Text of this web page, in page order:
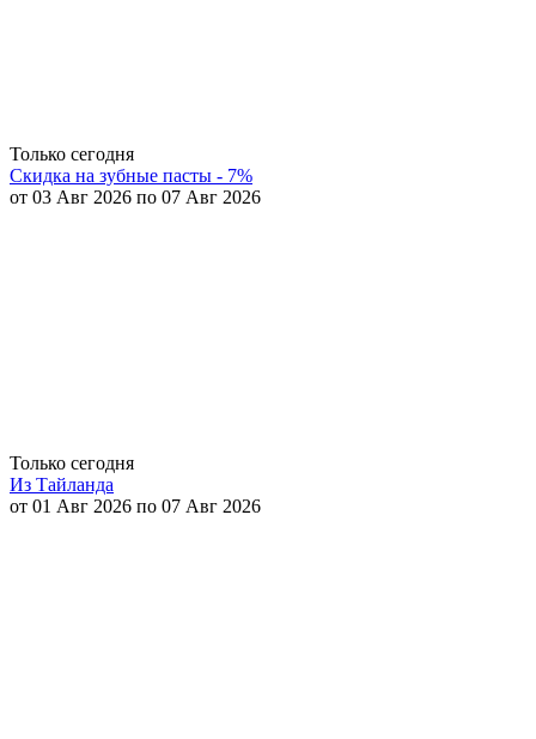
Только сегодня
Скидка на зубные пасты - 7%
от 03 Авг 2026 по 07 Авг 2026
Только сегодня
Из Тайланда
от 01 Авг 2026 по 07 Авг 2026